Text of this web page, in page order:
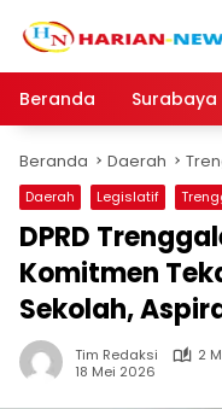
Beranda
Surabaya
Beranda Daerah
Daerah Legislatif
DPRD
Komitmen
Sekolah,
Tim Redaksi
2
18 Mei 2026